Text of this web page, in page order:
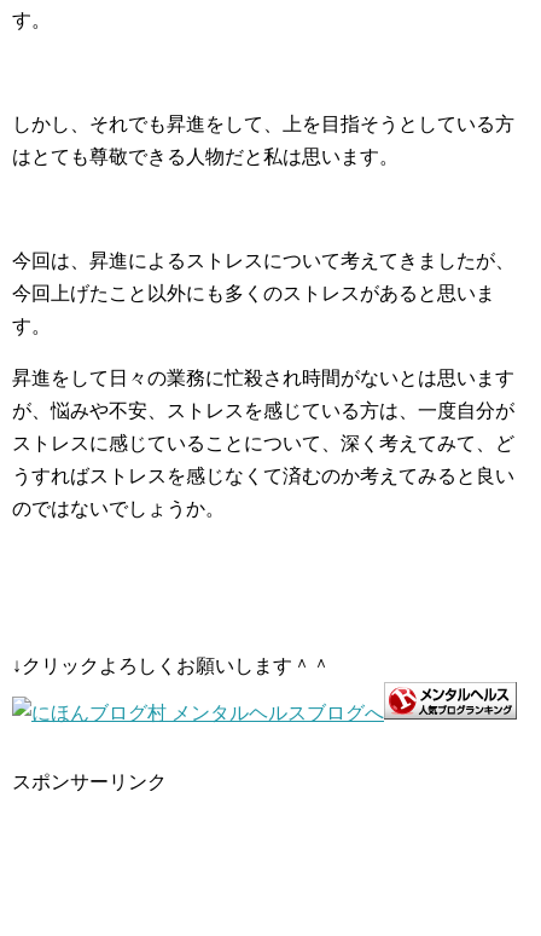
す。
しかし、それでも昇進をして、上を目指そうとしている方
はとても尊敬できる人物だと私は思います。
今回は、昇進によるストレスについて考えてきましたが、
今回上げたこと以外にも多くのストレスがあると思いま
す。
昇進をして日々の業務に忙殺され時間がないとは思います
が、悩みや不安、ストレスを感じている方は、一度自分が
ストレスに感じていることについて、深く考えてみて、ど
うすればストレスを感じなくて済むのか考えてみると良い
のではないでしょうか。
↓クリックよろしくお願いします＾＾
スポンサーリンク